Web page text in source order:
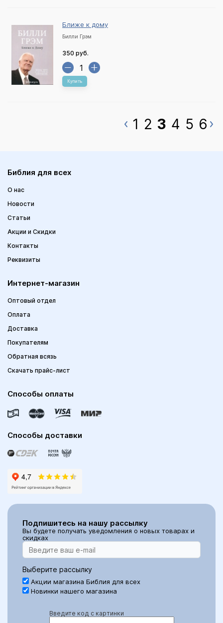
Ближе к дому
Билли Грэм
350 руб.
Купить
1 2 3 4 5 6
Библия для всех
О нас
Новости
Статьи
Акции и Скидки
Контакты
Реквизиты
Интернет-магазин
Оптовый отдел
Оплата
Доставка
Покупателям
Обратная всязь
Скачать прайс-лист
Способы оплаты
Способы доставки
Подпишитесь на нашу рассылку
Вы будете получать уведомления о новых товарах и
скидках
Выберите рассылку
Акции магазина Библия для всех
Новинки нашего магазина
Введите код с картинки